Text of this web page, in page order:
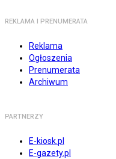
REKLAMA I PRENUMERATA
Reklama
Ogłoszenia
Prenumerata
Archiwum
PARTNERZY
E-kiosk.pl
E-gazety.pl